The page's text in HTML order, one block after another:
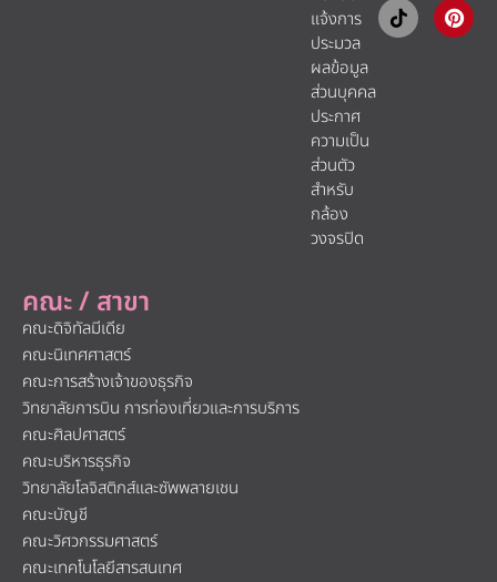
คณะ / สาขา
คณะดิจิทัลมีเดีย
คณะนิเทศศาสตร์
คณะการสร้างเจ้าของธุรกิจ
วิทยาลัยการบิน การท่องเที่ยวและการบริการ
คณะศิลปศาสตร์
คณะบริหารธุรกิจ
วิทยาลัยโลจิสติกส์และซัพพลายเชน
คณะบัญชี
คณะวิศวกรรมศาสตร์
คณะเทคโนโลยีสารสนเทศ
แจ้งการ
ประมวล
ผลข้อมูล
ส่วนบุคคล
ประกาศ
ความเป็น
ส่วนตัว
สำหรับ
กล้อง
วงจรปิด